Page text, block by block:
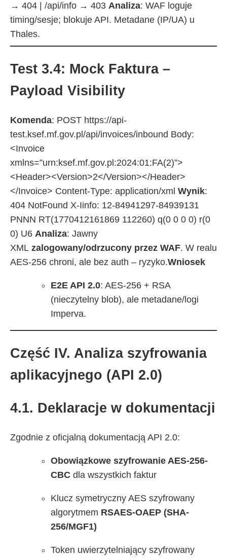
→ 404 | /api/info → 403 Analiza: WAF loguje
timing/sesje; blokuje API. Metadane (IP/UA) u
Thales.​
Test 3.4: Mock Faktura –
Payload Visibility
Komenda: POST https://api-
test.ksef.mf.gov.pl/api/invoices/inbound Body:
<Invoice
xmlns=”urn:ksef.mf.gov.pl:2024:01:FA(2)”>
<Header><Version>2</Version></Header>
</Invoice> Content-Type: application/xml Wynik:
404 NotFound X-Iinfo: 12-84941297-84939131
PNNN RT(1770412161869 112260) q(0 0 0 0) r(0
0) U6 Analiza: Jawny
XML zalogowany/odrzucony przez WAF. W realu
AES-256 chroni, ale bez auth – ryzyko.​Wniosek
E2E API 2.0: AES-256 + RSA
(nieczytelny blob), ale metadane/logi
Imperva.​
Część IV. Analiza szyfrowania
aplikacyjnego (API 2.0)
4.1. Deklaracje w dokumentacji
Zgodnie z oficjalną dokumentacją API 2.0:
Obowiązkowe szyfrowanie AES-256-
CBC dla wszystkich faktur
Klucz symetryczny AES szyfrowany
algorytmem RSAES-OAEP (SHA-
256/MGF1)
Token uwierzytelniający szyfrowany